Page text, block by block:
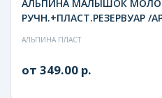
АЛЬПИНА МАЛЫШОК
РУЧН.+ПЛАСТ.РЕЗЕРВУАР /
АЛЬПИНА ПЛАСТ
от 349.00 р.